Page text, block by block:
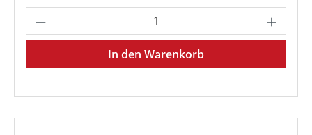
Produkt Anzahl: Gib den
In den Warenkorb